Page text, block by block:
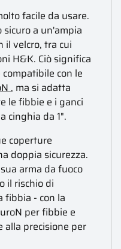
facile da usare.
a un'ampia
il velcro, tra cui
H&K. Ciò significa
con le
, ma si adatta
le fibbie e i ganci
cinghia da 1".
coperture
doppia sicurezza.
arma da fuoco
il rischio di
fibbia - con la
per fibbie e
alla precisione per